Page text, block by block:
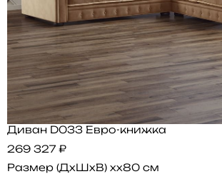
Диван D033 Евро-книжка
269 327 ₽
Размер (ДхШхВ) xx80 см